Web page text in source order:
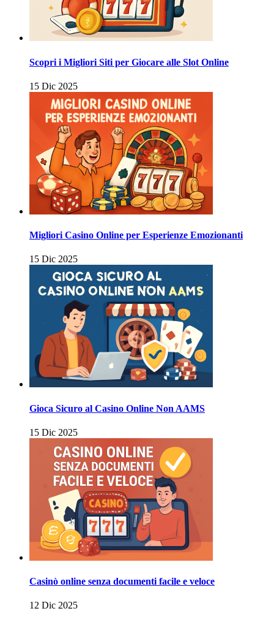
Scopri i Migliori Siti per Giocare alle Slot Online
15 Dic 2025
Migliori Casino Online per Esperienze Emozionanti
15 Dic 2025
Gioca Sicuro al Casino Online Non AAMS
15 Dic 2025
Casinò online senza documenti facile e veloce
12 Dic 2025